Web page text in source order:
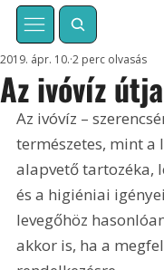
Az ivóvíz útja
2019. ápr. 10. 2 perc olvasás
Az ivóvíz –
természetes, mint a
alapvető tartozéka,
és a higiéniai
levegőhöz
akkor is, ha a